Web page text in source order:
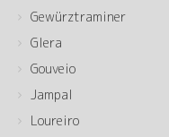
Gewürztraminer
Glera
Gouveio
Jampal
Loureiro